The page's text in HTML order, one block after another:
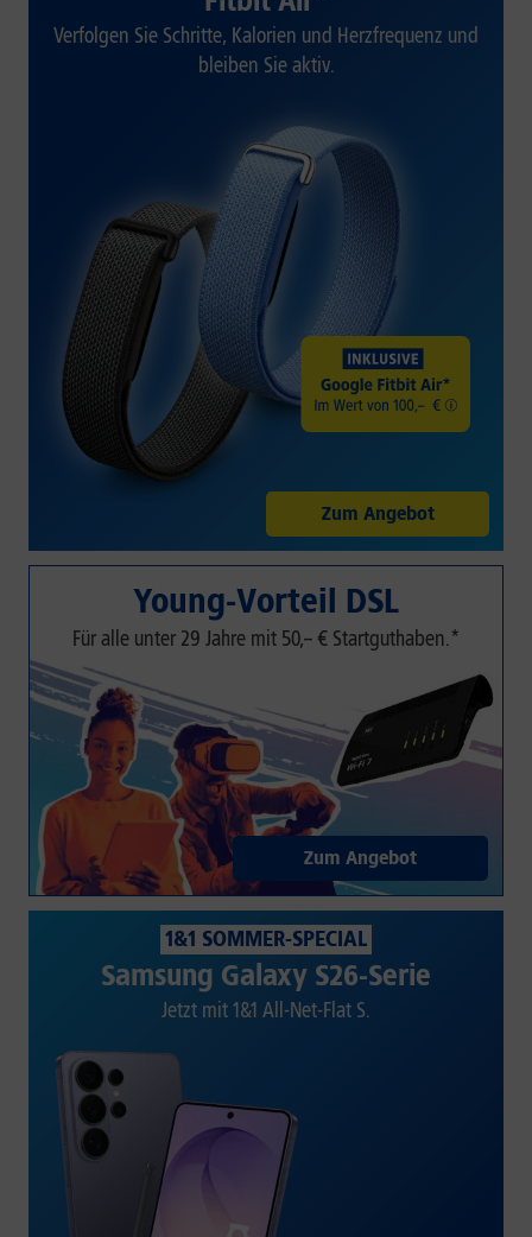
Verfolgen Sie Schritte, Kalorien und Herzfrequenz und
bleiben Sie aktiv.
Zum Angebot
Young-Vorteil DSL
Für alle unter 29 Jahre mit 50,– € Startguthaben.*
Zum Angebot
1&1 SOMMER-SPECIAL
Samsung Galaxy S26-Serie
Jetzt mit 1&1 All-Net-Flat S.